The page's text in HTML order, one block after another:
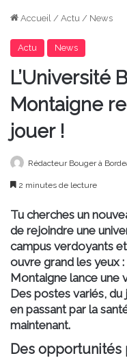
Accueil / Actu / News
Actu News
L’Université
Montaigne
jouer !
Rédacteur Bouger à
2 minutes de lecture
Tu cherches un
de rejoindre une
campus verdoyants
ouvre grand les yeux
Montaigne lance une
Des postes variés,
en passant par la
maintenant.
Des